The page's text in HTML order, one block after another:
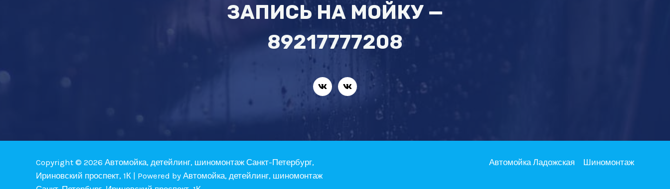
ЗАПИСЬ НА МОЙКУ —
89217777208
Copyright © 2026 Автомойка, детейлинг, шиномонтаж Санкт-Петербург,
Ириновский проспект, 1К | Powered by Автомойка, детейлинг, шиномонтаж
Автомойка Ладожская Шиномонтаж